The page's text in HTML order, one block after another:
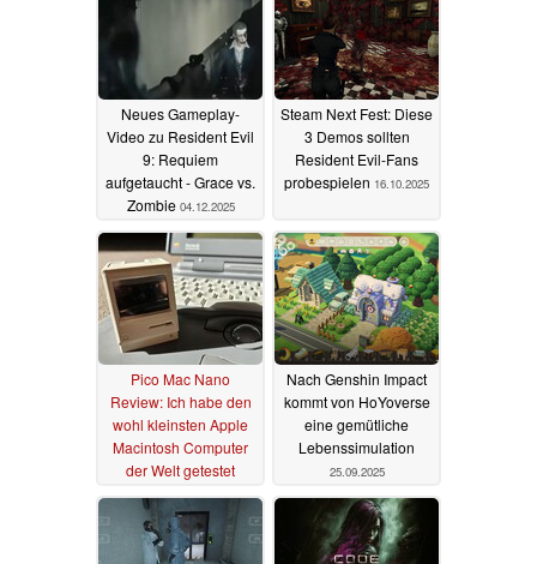
Neues Gameplay-
Video zu Resident Evil
9: Requiem
aufgetaucht - Grace vs.
Zombie 04.12.2025
Steam Next Fest: Diese
3 Demos sollten
Resident Evil-Fans
probespielen 16.10.2025
Pico Mac Nano
Review: Ich habe den
wohl kleinsten Apple
Macintosh Computer
der Welt getestet
25.09.2025
Nach Genshin Impact
kommt von HoYoverse
eine gemütliche
Lebenssimulation
25.09.2025